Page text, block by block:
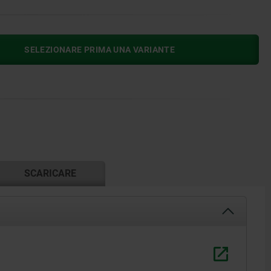
SELEZIONARE PRIMA UNA VARIANTE
SCARICARE